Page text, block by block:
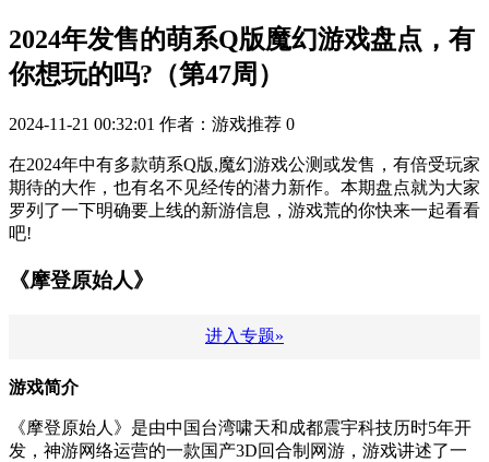
2024年发售的萌系Q版魔幻游戏盘点，有
你想玩的吗?（第47周）
2024-11-21 00:32:01 作者：游戏推荐 0
在2024年中有多款萌系Q版,魔幻游戏公测或发售，有倍受玩家
期待的大作，也有名不见经传的潜力新作。本期盘点就为大家
罗列了一下明确要上线的新游信息，游戏荒的你快来一起看看
吧!
《摩登原始人》
进入专题»
游戏简介
《摩登原始人》是由中国台湾啸天和成都震宇科技历时5年开
发，神游网络运营的一款国产3D回合制网游，游戏讲述了一